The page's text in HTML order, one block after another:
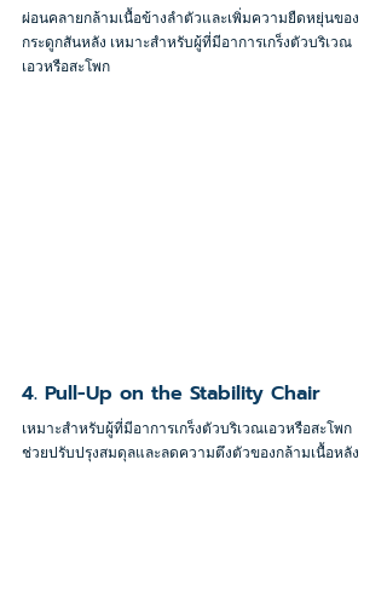
ผ่อนคลายกล้ามเนื้อข้างลำตัวและเพิ่มความยืดหยุ่นของ
กระดูกสันหลัง เหมาะสำหรับผู้ที่มีอาการเกร็งตัวบริเวณ
เอวหรือสะโพก
4. Pull-Up on the Stability Chair
เหมาะสำหรับผู้ที่มีอาการเกร็งตัวบริเวณเอวหรือสะโพก
ช่วยปรับปรุงสมดุลและลดความตึงตัวของกล้ามเนื้อหลัง